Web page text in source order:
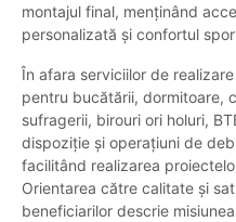
montajul final, menținând
personalizată și confortul
În afara serviciilor de
pentru bucătării, dormitoare,
sufragerii, birouri ori holuri,
dispoziție și operațiuni de
facilitând realizarea
Orientarea către calitate și
beneficiarilor descrie